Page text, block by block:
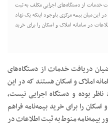
خدمات از دستگاه‌های اجرایی مکلف به ثبت
این میان بیمه مرکزی باوجود اینکه یک نهاد
در سامانه املاک و اسکان را برای خرید
دریافت خدمات از دستگاه‌های
املاک و اسکان هستند که در این
ناظر بوده و دستگاه اجرایی نیست،
را برای خرید بیمه‌نامه فراهم
بیمه‌نامه منوط به ثبت اطلاعات در